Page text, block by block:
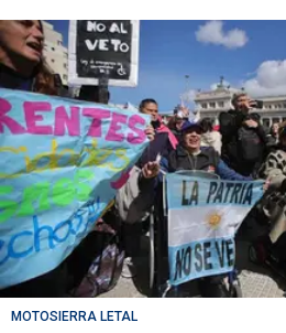
MOTOSIERRA LETAL